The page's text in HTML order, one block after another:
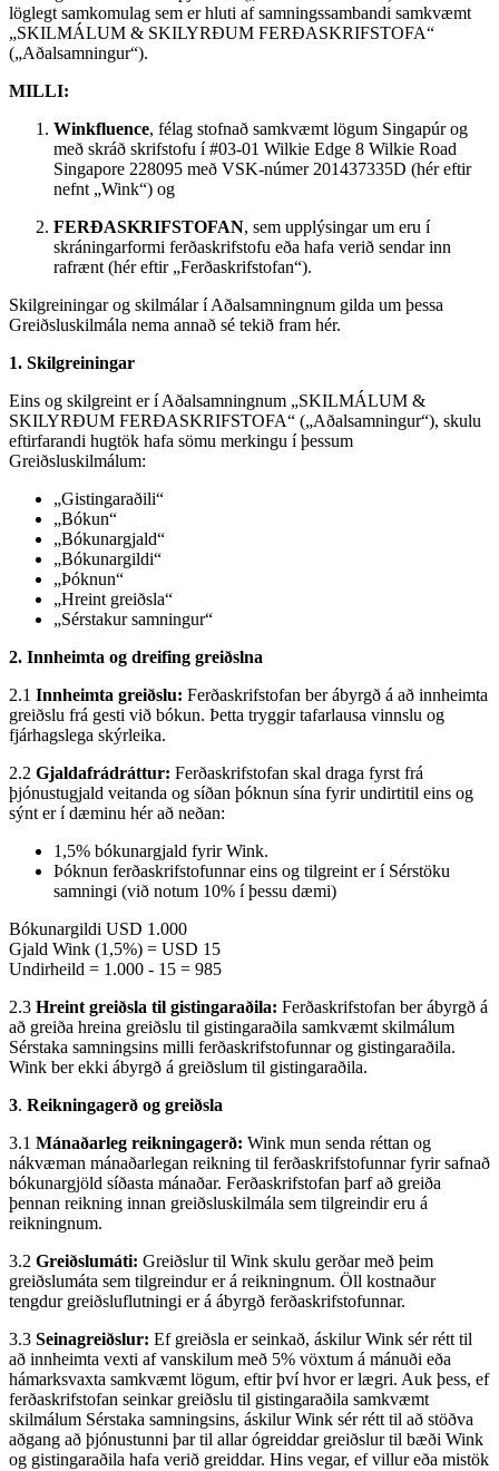
löglegt samkomulag sem er hluti af samningssambandi samkvæmt
„SKILMÁLUM & SKILYRÐUM FERÐASKRIFSTOFA“
(„Aðalsamningur“).
MILLI:
Winkfluence, félag stofnað samkvæmt lögum Singapúr og
með skráð skrifstofu í #03-01 Wilkie Edge 8 Wilkie Road
Singapore 228095 með VSK-númer 201437335D (hér eftir
nefnt „Wink“) og
FERÐASKRIFSTOFAN, sem upplýsingar um eru í
skráningarformi ferðaskrifstofu eða hafa verið sendar inn
rafrænt (hér eftir „Ferðaskrifstofan“).
Skilgreiningar og skilmálar í Aðalsamningnum gilda um þessa
Greiðsluskilmála nema annað sé tekið fram hér.
1. Skilgreiningar
Eins og skilgreint er í Aðalsamningnum „SKILMÁLUM &
SKILYRÐUM FERÐASKRIFSTOFA“ („Aðalsamningur“), skulu
eftirfarandi hugtök hafa sömu merkingu í þessum
Greiðsluskilmálum:
„Gistingaraðili“
„Bókun“
„Bókunargjald“
„Bókunargildi“
„Þóknun“
„Hreint greiðsla“
„Sérstakur samningur“
2. Innheimta og dreifing greiðslna
2.1 Innheimta greiðslu: Ferðaskrifstofan ber ábyrgð á að innheimta
greiðslu frá gesti við bókun. Þetta tryggir tafarlausa vinnslu og
fjárhagslega skýrleika.
2.2 Gjaldafrádráttur: Ferðaskrifstofan skal draga fyrst frá
þjónustugjald veitanda og síðan þóknun sína fyrir undirtitil eins og
sýnt er í dæminu hér að neðan:
1,5% bókunargjald fyrir Wink.
Þóknun ferðaskrifstofunnar eins og tilgreint er í Sérstöku
samningi (við notum 10% í þessu dæmi)
Bókunargildi USD 1.000
Gjald Wink (1,5%) = USD 15
Undirheild = 1.000 - 15 = 985
2.3 Hreint greiðsla til gistingaraðila: Ferðaskrifstofan ber ábyrgð á
að greiða hreina greiðslu til gistingaraðila samkvæmt skilmálum
Sérstaka samningsins milli ferðaskrifstofunnar og gistingaraðila.
Wink ber ekki ábyrgð á greiðslum til gistingaraðila.
3. Reikningagerð og greiðsla
3.1 Mánaðarleg reikningagerð: Wink mun senda réttan og
nákvæman mánaðarlegan reikning til ferðaskrifstofunnar fyrir safnað
bókunargjöld síðasta mánaðar. Ferðaskrifstofan þarf að greiða
þennan reikning innan greiðsluskilmála sem tilgreindir eru á
reikningnum.
3.2 Greiðslumáti: Greiðslur til Wink skulu gerðar með þeim
greiðslumáta sem tilgreindur er á reikningnum. Öll kostnaður
tengdur greiðsluflutningi er á ábyrgð ferðaskrifstofunnar.
3.3 Seinagreiðslur: Ef greiðsla er seinkað, áskilur Wink sér rétt til
að innheimta vexti af vanskilum með 5% vöxtum á mánuði eða
hámarksvaxta samkvæmt lögum, eftir því hvor er lægri. Auk þess, ef
ferðaskrifstofan seinkar greiðslu til gistingaraðila samkvæmt
skilmálum Sérstaka samningsins, áskilur Wink sér rétt til að stöðva
aðgang að þjónustunni þar til allar ógreiddar greiðslur til bæði Wink
og gistingaraðila hafa verið greiddar. Hins vegar, ef villur eða mistök